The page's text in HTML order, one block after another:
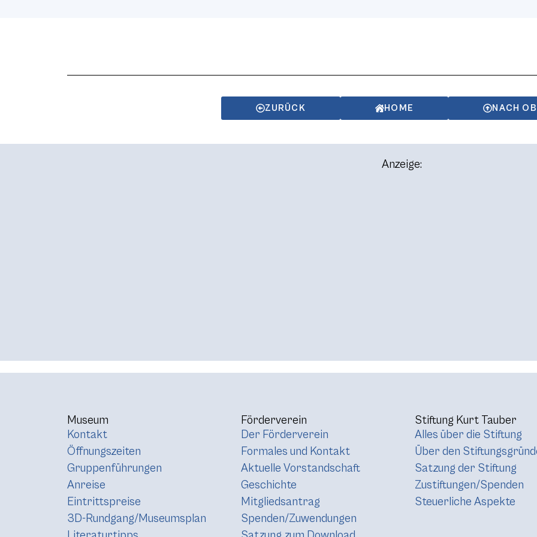
ZURÜCK HOME NACH
Anzeige:
Museum
Kontakt
Öffnungszeiten
Gruppenführungen
Anreise
Eintrittspreise
3D-Rundgang/Museumsplan
Förderverein
Der Förderverein
Formales und Kontakt
Aktuelle Vorstandschaft
Geschichte
Mitgliedsantrag
Spenden/Zuwendungen
Stiftung Kurt Tauber
Alles über die Stiftung
Über den
Satzung der Stiftung
Zustiftungen/Spenden
Steuerliche Aspekte